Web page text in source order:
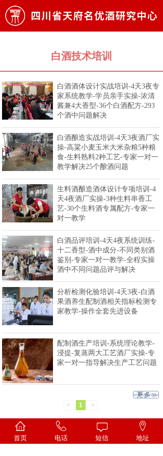
白酒技术培训
白酒酒体设计实战培训-4天3夜专
家系统教学-学员亲手实操-浓清
酱兼4大香型-36个白酒配方-293
个酒中问题解决
白酒酿造实战培训-4天3夜酒厂实
操-高粱小麦玉米大米杂粮5种粮
食-生料熟料2种工艺-专家一对一
教学解决25个酿酒问题
生料酒酿造酒体设计专项培训-4
天4夜酒厂实操-3种生料串香工
艺-30个生料酒专属配方-专家一
对一教学
白酒品评培训-4天4夜系统训练-
十二香型-酒中成分-不同类别酒
鉴别-专家一对一教学-全程实操
酒中不同问题品评与解决
分析检测化验培训-4天3夜-白酒
果酒养生配制酒相关指标检测专
家教学-操作全套先进设备
配制酒生产培训-系统理论教学-
浸提-复蒸两大工艺酒厂实操-专
家一对一指导解决生产工艺问题
< 1 >
首页 电话 短信 地址